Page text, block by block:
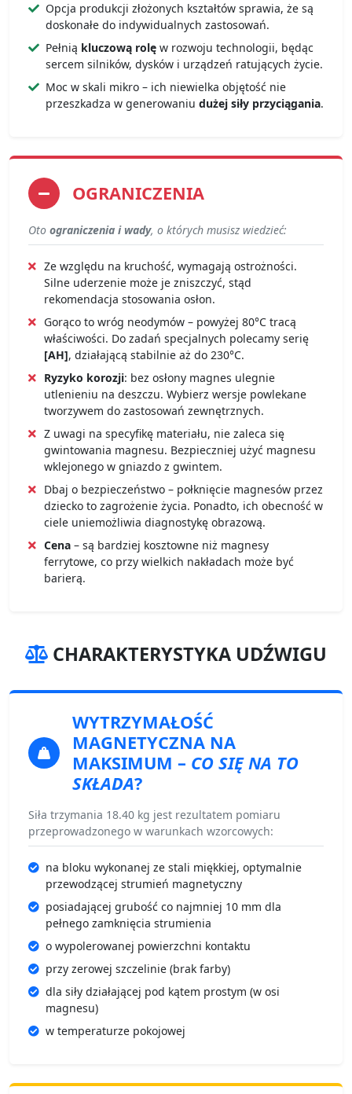
Opcja produkcji złożonych kształtów sprawia, że są
doskonałe do indywidualnych zastosowań.
Pełnią kluczową rolę w rozwoju technologii, będąc
sercem silników, dysków i urządzeń ratujących życie.
Moc w skali mikro – ich niewielka objętość nie
przeszkadza w generowaniu dużej siły przyciągania.
OGRANICZENIA
Oto ograniczenia i wady, o których musisz wiedzieć:
Ze względu na kruchość, wymagają ostrożności.
Silne uderzenie może je zniszczyć, stąd
rekomendacja stosowania osłon.
Gorąco to wróg neodymów – powyżej 80°C tracą
właściwości. Do zadań specjalnych polecamy serię
[AH], działającą stabilnie aż do 230°C.
Ryzyko korozji: bez osłony magnes ulegnie
utlenieniu na deszczu. Wybierz wersje powlekane
tworzywem do zastosowań zewnętrznych.
Z uwagi na specyfikę materiału, nie zaleca się
gwintowania magnesu. Bezpieczniej użyć magnesu
wklejonego w gniazdo z gwintem.
Dbaj o bezpieczeństwo – połknięcie magnesów przez
dziecko to zagrożenie życia. Ponadto, ich obecność w
ciele uniemożliwia diagnostykę obrazową.
Cena – są bardziej kosztowne niż magnesy
ferrytowe, co przy wielkich nakładach może być
barierą.
CHARAKTERYSTYKA UDŹWIGU
WYTRZYMAŁOŚĆ
MAGNETYCZNA NA
MAKSIMUM – CO SIĘ NA TO
SKŁADA?
Siła trzymania 18.40 kg jest rezultatem pomiaru
przeprowadzonego w warunkach wzorcowych:
na bloku wykonanej ze stali miękkiej, optymalnie
przewodzącej strumień magnetyczny
posiadającej grubość co najmniej 10 mm dla
pełnego zamknięcia strumienia
o wypolerowanej powierzchni kontaktu
przy zerowej szczelinie (brak farby)
dla siły działającej pod kątem prostym (w osi
magnesu)
w temperaturze pokojowej